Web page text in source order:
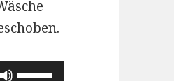
Pfeiltasten